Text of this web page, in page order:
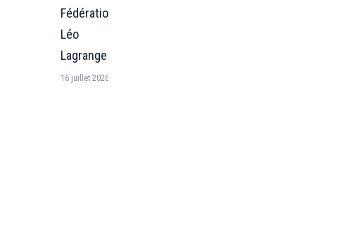
Fédération
Léo
Lagrange
16 juillet 2026